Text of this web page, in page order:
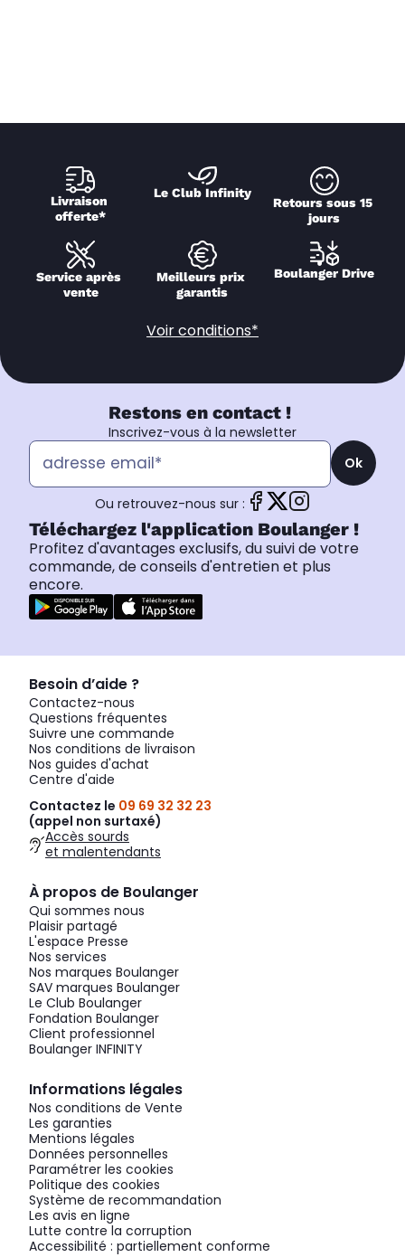
Livraison
offerte*
Le Club Infinity
Retours sous 15
jours
Service après
vente
Meilleurs prix
garantis
Boulanger Drive
Voir conditions*
Restons en contact !
Inscrivez-vous à la newsletter
Ok
Ou retrouvez-nous sur :
Téléchargez l'application Boulanger !
Profitez d'avantages exclusifs, du suivi de votre
commande, de conseils d'entretien et plus
encore.
Besoin d’aide ?
Contactez-nous
Questions fréquentes
Suivre une commande
Nos conditions de livraison
Nos guides d'achat
Centre d'aide
Contactez le 09 69 32 32 23
(appel non surtaxé)
Accès sourds
et malentendants
À propos de Boulanger
Qui sommes nous
Plaisir partagé
L'espace Presse
Nos services
Nos marques Boulanger
SAV marques Boulanger
Le Club Boulanger
Fondation Boulanger
Client professionnel
Boulanger INFINITY
Informations légales
Nos conditions de Vente
Les garanties
Mentions légales
Données personnelles
Paramétrer les cookies
Politique des cookies
Système de recommandation
Les avis en ligne
Lutte contre la corruption
Accessibilité : partiellement conforme